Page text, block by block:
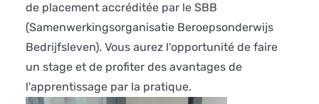
de placement accréditée par le SBB
(Samenwerkingsorganisatie Beroepsonderwijs
Bedrijfsleven). Vous aurez l'opportunité de faire
un stage et de profiter des avantages de
l'apprentissage par la pratique.